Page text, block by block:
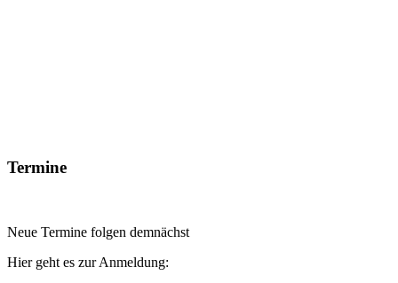
Termine
Neue Termine folgen demnächst
Hier geht es zur Anmeldung: